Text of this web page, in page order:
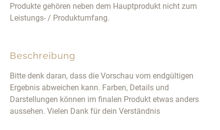
Beschreibung
Bitte denk daran, dass die Vorschau vom endgültigen
Ergebnis abweichen kann. Farben, Details und
Darstellungen können im finalen Produkt etwas anders
aussehen. Vielen Dank für dein Verständnis
Produkte gehören neben dem Hauptprodukt nicht zum
Leistungs- / Produktumfang.